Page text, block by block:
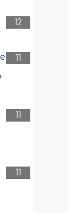
12
11
11
11